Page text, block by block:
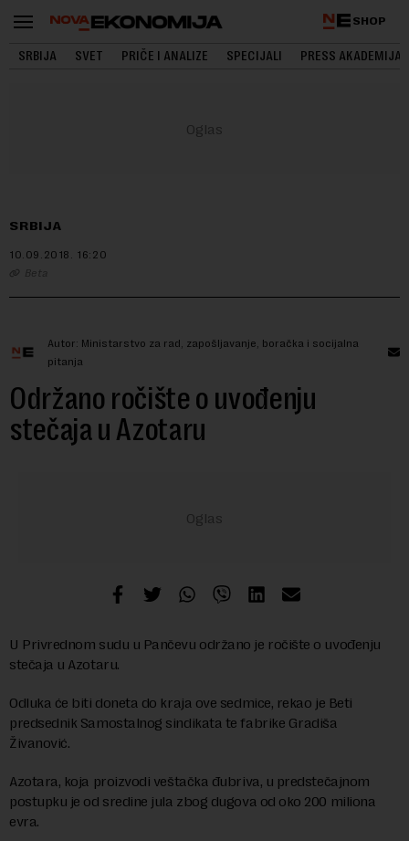
SHOP
SRBIJA SVET PRIČE I ANALIZE SPECIJALI PRESS AKADEMIJA
SRBIJA
10.09.2018. 16:20
Beta
Autor: Ministarstvo za rad, zapošljavanje, boračka i socijalna
pitanja
Održano ročište o uvođenju
stečaja u Azotaru
U Privrednom sudu u Pančevu održano je ročište o uvođenju
stečaja u Azotaru.
Odluka će biti doneta do kraja ove sedmice, rekao je Beti
predsednik Samostalnog sindikata te fabrike Gradiša
Živanović.
Azotara, koja proizvodi veštačka đubriva, u predstečajnom
postupku je od sredine jula zbog dugova od oko 200 miliona
evra.